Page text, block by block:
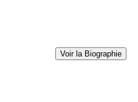
Voir la Biographie